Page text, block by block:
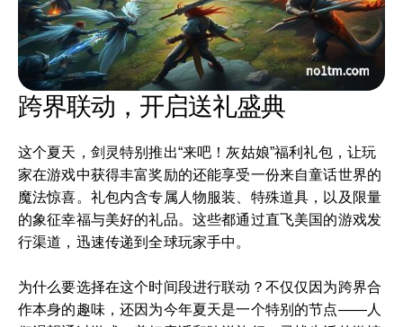
跨界联动，开启送礼盛典
这个夏天，剑灵特别推出“来吧！灰姑娘”福利礼包，让玩
家在游戏中获得丰富奖励的还能享受一份来自童话世界的
魔法惊喜。礼包内含专属人物服装、特殊道具，以及限量
的象征幸福与美好的礼品。这些都通过直飞美国的游戏发
行渠道，迅速传递到全球玩家手中。
为什么要选择在这个时间段进行联动？不仅仅因为跨界合
作本身的趣味，还因为今年夏天是一个特别的节点——人